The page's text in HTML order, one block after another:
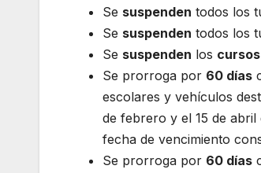
Se suspenden todos los
Se suspenden todos los
Se suspenden los
Se prorroga por 60 días
escolares y vehículos
de febrero y el 15 de
fecha de vencimiento
Se prorroga por 60 días